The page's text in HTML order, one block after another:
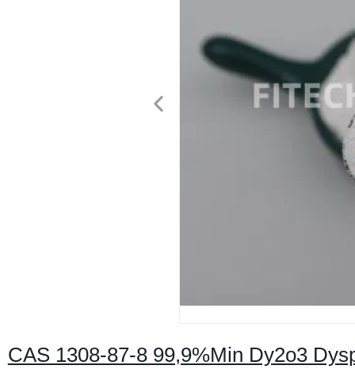
CAS 1308-87-8 99,9%Min Dy2o3